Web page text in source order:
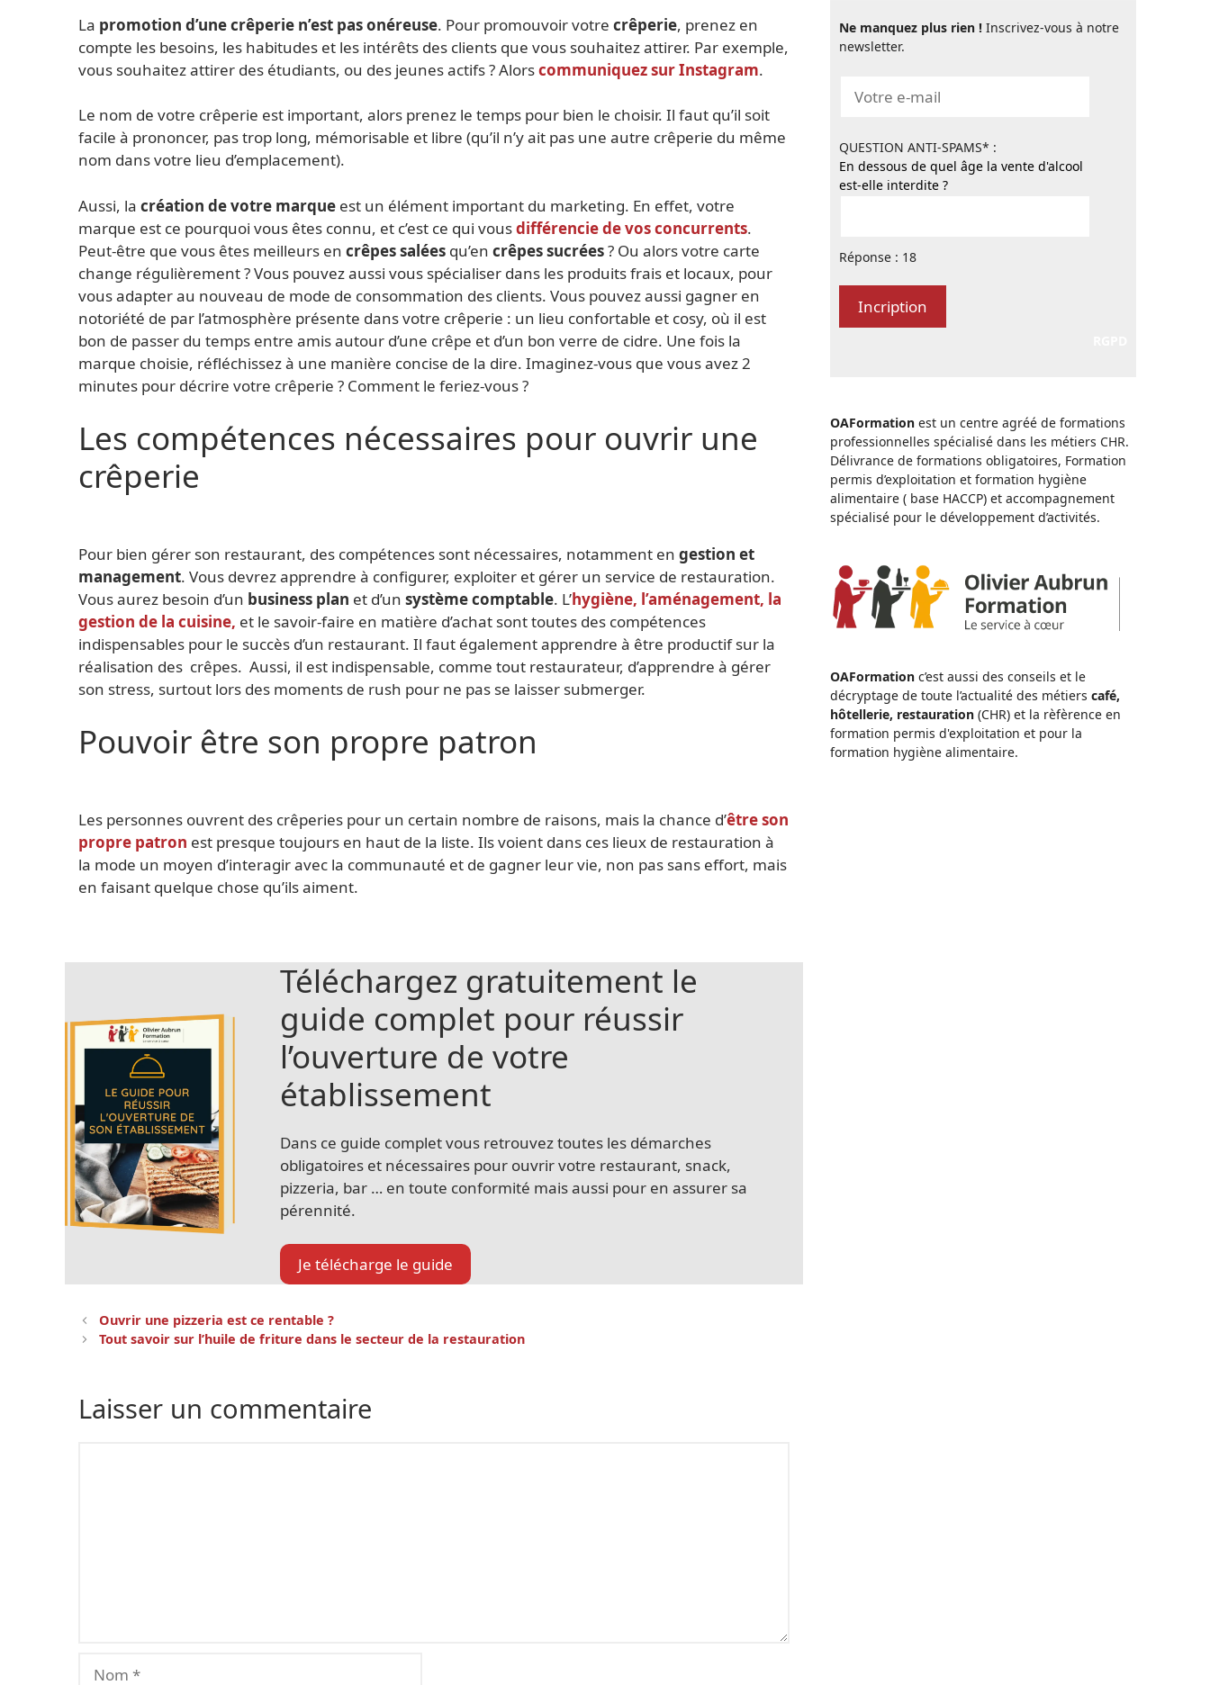
La promotion d’une crêperie n’est pas onéreuse. Pour promouvoir votre crêperie, prenez en
compte les besoins, les habitudes et les intérêts des clients que vous souhaitez attirer. Par exemple,
vous souhaitez attirer des étudiants, ou des jeunes actifs ? Alorscommuniquez sur Instagram.
Le nom de votre crêperie est important, alors prenez le temps pour bien le choisir. Il faut qu’il soit
facile à prononcer, pas trop long, mémorisable et libre (qu’il n’y ait pas une autre crêperie du même
nom dans votre lieu d’emplacement).
Aussi, la création de votre marque est un élément important du marketing. En effet, votre
marque est ce pourquoi vous êtes connu, et c’est ce qui vousdifférencie de vos concurrents.
Peut-être que vous êtes meilleurs en crêpes salées qu’en crêpes sucrées? Ou alors votre carte
change régulièrement ? Vous pouvez aussi vous spécialiser dans les produits frais et locaux, pour
vous adapter au nouveau de mode de consommation des clients. Vous pouvez aussi gagner en
notoriété de par l’atmosphère présente dans votre crêperie : un lieu confortable et cosy, où il est
bon de passer du temps entre amis autour d’une crêpe et d’un bon verre de cidre. Une fois la
marque choisie, réfléchissez à une manière concise de la dire. Imaginez-vous que vous avez 2
minutes pour décrire votre crêperie ? Comment le feriez-vous ?
Les compétences nécessaires pour ouvrir une
crêperie
Pour bien gérer son restaurant, des compétences sont nécessaires, notamment en gestion et
management. Vous devrez apprendre à configurer, exploiter et gérer un service de restauration.
Vous aurez besoin d’un business plan et d’un système comptable. L’hygiène, l’aménagement, la
gestion de la cuisine, et le savoir-faire en matière d’achat sont toutes des compétences
indispensables pour le succès d’un restaurant. Il faut également apprendre à être productif sur la
réalisation des crêpes. Aussi, il est indispensable, comme tout restaurateur, d’apprendre à gérer
son stress, surtout lors des moments de rush pour ne pas se laisser submerger.
Pouvoir être son propre patron
Les personnes ouvrent des crêperies pour un certain nombre de raisons, mais la chance d’être son
propre patron est presque toujours en haut de la liste. Ils voient dans ces lieux de restauration à
la mode un moyen d’interagir avec la communauté et de gagner leur vie, non pas sans effort, mais
en faisant quelque chose qu’ils aiment.
Téléchargez gratuitement le
guide complet pour réussir
l’ouverture de votre
établissement
Dans ce guide complet vous retrouvez toutes les démarches
obligatoires et nécessaires pour ouvrir votre restaurant, snack,
pizzeria, bar … en toute conformité mais aussi pour en assurer sa
pérennité.
Je télécharge le guide
Navigation
des
Ouvrir une pizzeria est ce rentable ?
Tout savoir sur l’huile de friture dans le secteur de la restauration
Laisser un commentaire
Ne manquez plus rien ! Inscrivez-vous à notre
newsletter.
QUESTION ANTI-SPAMS* :
En dessous de quel âge la vente d'alcool
est-elle interdite ?
Réponse : 18
OAFormation est un centre agréé de formations
professionnelles spécialisé dans les métiers CHR.
Délivrance de formations obligatoires, Formation
permis d’exploitation et formation hygiène
alimentaire ( base HACCP) et accompagnement
spécialisé pour le développement d’activités.
OAFormation c’est aussi des conseils et le
décryptage de toute l’actualité des métiers café,
hôtellerie, restauration (CHR) et la rèfèrence en
formation permis d'exploitation et pour la
formation hygiène alimentaire.